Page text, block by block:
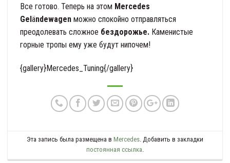
Все готово. Теперь на этом Mercedes
Gel ändewagen можно спокойно отправляться
преодолевать сложное бездорожье. Каменистые
горные тропы ему уже будут нипочем!
{gallery}Mercedes_Tuning{/gallery}
Эта запись была размещена в Mercedes. Добавить в закладки
постоянная ссылка.